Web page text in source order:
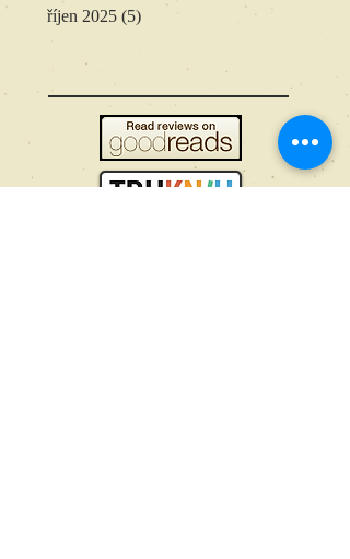
říjen 2025 (5) 5 příspěvků